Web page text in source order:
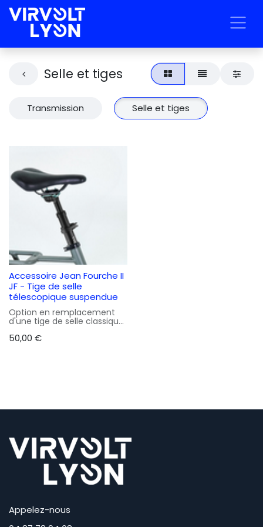
Selle et tiges
Transmission Selle et tiges
Accessoire Jean Fourche II
JF - Tige de selle
télescopique suspendue
Option en remplacement
d'une tige de selle classique,
uniquement lors de l'achat
d'un vélo Jean Fourche II
50,00 €
Appelez-nous